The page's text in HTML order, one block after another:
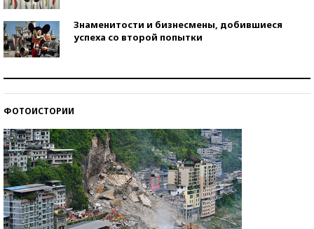
Знаменитости и бизнесмены, добившиеся
успеха со второй попытки
ФОТОИСТОРИИ